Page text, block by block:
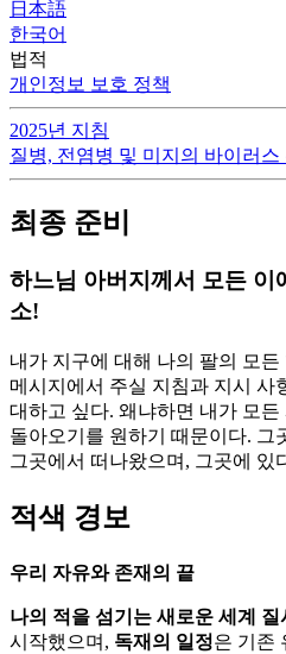
日本語
한국어
법적
개인정보 보호 정책
2025년 지침
질병, 전염병 및 미지의 바이러스
최종 준비
하느님 아버지께서 모든 이
소!
내가 지구에 대해 나의 팔의 모든
메시지에서 주실 지침과 지시 사
대하고 싶다. 왜냐하면 내가 모
돌아오기를 원하기 때문이다. 그
그곳에서 떠나왔으며, 그곳에 있
적색 경보
우리 자유와 존재의 끝
나의 적을 섬기는 새로운 세계 질
시작했으며, 독재의 일정은 기존